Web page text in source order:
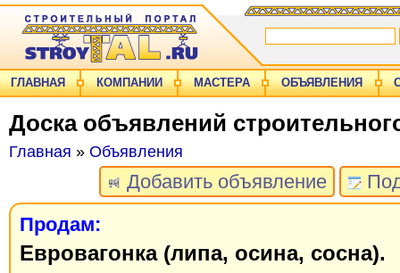
ГЛАВНАЯ КОМПАНИИ МАСТЕРА ОБЪЯВЛЕНИЯ
Доска объявлений
Главная » Объявления
Добавить объявление
Продам:
Евровагонка (липа, осина, сосна).